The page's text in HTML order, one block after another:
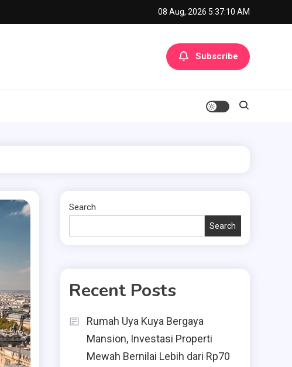
08 Aug, 2026 5:37:11 AM
Subscribe
Search
Search
Recent Posts
Rumah Uya Kuya Bergaya
Mansion, Investasi Properti
Mewah Bernilai Lebih dari Rp70